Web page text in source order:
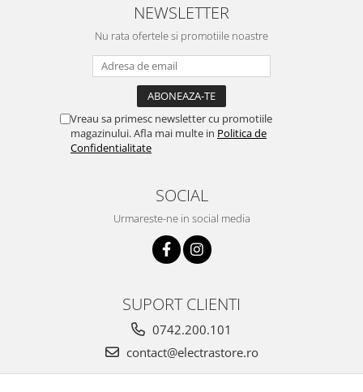
NEWSLETTER
Nu rata ofertele si promotiile noastre
Vreau sa primesc newsletter cu promotiile
magazinului. Afla mai multe in Politica de
Confidentialitate
SOCIAL
Urmareste-ne in social media
SUPORT CLIENTI
0742.200.101
contact@electrastore.ro